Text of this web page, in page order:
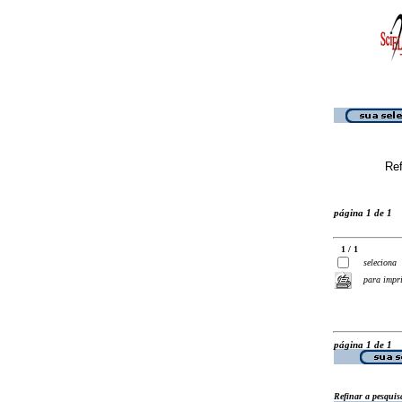
página 1 de 1
1 / 1
seleciona
para
página 1 de 1
Refinar a